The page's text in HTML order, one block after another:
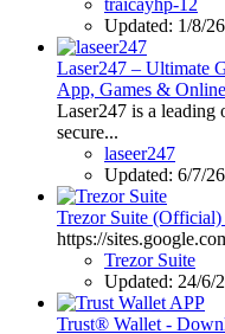
Updated: 1/8/26
Laser247 – Ultimate
App, Games &
Laser247 is a leading
secure...
laseer247
Updated: 6/7/26
Trezor Suite
https://
Trezor Suite
Updated: 24/6/
Trust® Wallet -